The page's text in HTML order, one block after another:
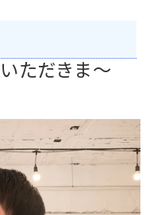
いただきま〜